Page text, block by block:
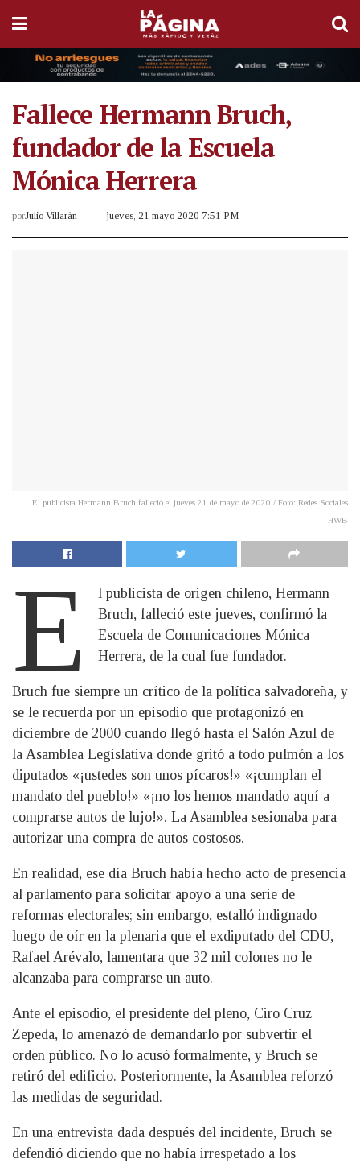
Fallece Hermann Bruch,
fundador de la Escuela
Mónica Herrera
porJulio Villarán jueves, 21 mayo 2020 7:51 PM
El publicista Hermann Bruch falleció el jueves 21 de mayo de 2020./ Foto: Redes Sociales
HWB
E
l publicista de origen chileno, Hermann
Bruch, falleció este jueves, confirmó la
Escuela de Comunicaciones Mónica
Herrera, de la cual fue fundador.
Bruch fue siempre un crítico de la política salvadoreña, y
se le recuerda por un episodio que protagonizó en
diciembre de 2000 cuando llegó hasta el Salón Azul de
la Asamblea Legislativa donde gritó a todo pulmón a los
diputados «¡ustedes son unos pícaros!» «¡cumplan el
mandato del pueblo!» «¡no los hemos mandado aquí a
comprarse autos de lujo!». La Asamblea sesionaba para
autorizar una compra de autos costosos.
En realidad, ese día Bruch había hecho acto de presencia
al parlamento para solicitar apoyo a una serie de
reformas electorales; sin embargo, estalló indignado
luego de oír en la plenaria que el exdiputado del CDU,
Rafael Arévalo, lamentara que 32 mil colones no le
alcanzaba para comprarse un auto.
Ante el episodio, el presidente del pleno, Ciro Cruz
Zepeda, lo amenazó de demandarlo por subvertir el
orden público. No lo acusó formalmente, y Bruch se
retiró del edificio. Posteriormente, la Asamblea reforzó
las medidas de seguridad.
En una entrevista dada después del incidente, Bruch se
defendió diciendo que no había irrespetado a los